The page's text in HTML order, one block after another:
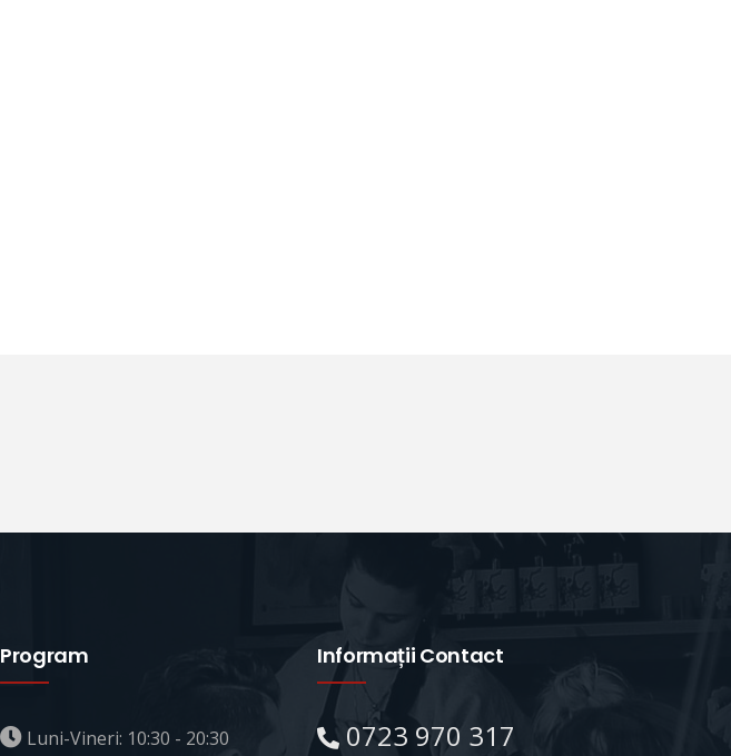
Program
Luni-Vineri: 10:30 - 20:30
Informații Contact
0723 970 317